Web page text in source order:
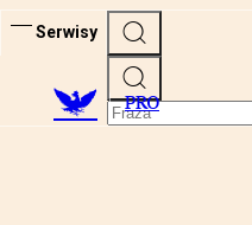
Serwisy
PRO